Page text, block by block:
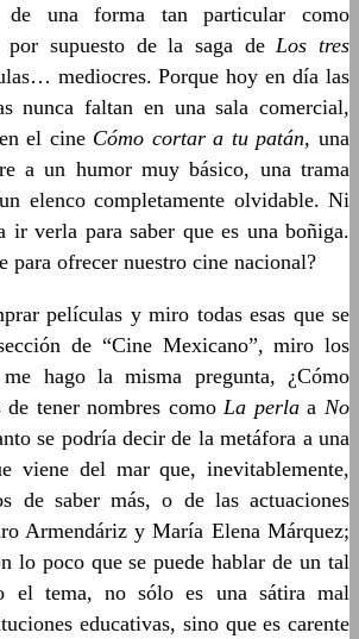
una forma tan particular como
por supuesto de la saga deLos tres
mediocres. Porque hoy en día las
nunca faltan en una sala comercial,
el cine Cómo cortar a tu patán, una
a un humor muy básico, una trama
elenco completamente olvidable. Ni
ir verla para saber que es una boñiga.
para ofrecer nuestro cine nacional?
películas y miro todas esas que se
de “Cine Mexicano”, miro los
hago la misma pregunta, ¿Cómo
de tener nombres comoLa perlaaNo
se podría decir de la metáfora a una
viene del mar que, inevitablemente,
de saber más, o de las actuaciones
Armendáriz y María Elena Márquez;
lo poco que se puede hablar de un tal
el tema, no sólo es una sátira mal
educativas, sino que es carente